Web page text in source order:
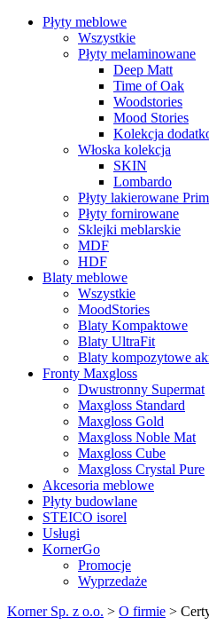
Płyty meblowe
Wszystkie
Płyty melaminowane
Deep Matt
Time of Oak
Woodstories
Mood Stories
Kolekcja
Włoska kolekcja
SKIN
Lombardo
Płyty lakierowane
Płyty fornirowane
Sklejki meblarskie
MDF
HDF
Blaty meblowe
Wszystkie
MoodStories
Blaty Kompaktowe
Blaty UltraFit
Blaty kompozytowe
Fronty Maxgloss
Dwustronny Supermat
Maxgloss Standard
Maxgloss Gold
Maxgloss Noble Mat
Maxgloss Cube
Maxgloss Crystal Pure
Akcesoria meblowe
Płyty budowlane
STEICO isorel
Usługi
KornerGo
Promocje
Wyprzedaże
Korner Sp. z o.o. > O firmie >